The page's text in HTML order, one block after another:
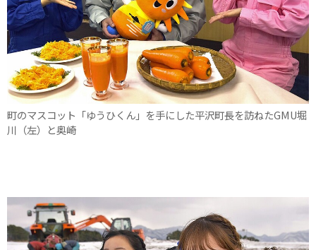
町のマスコット「ゆうひくん」を手にした平沢町長を訪ねたGMU堀
川（左）と奥崎